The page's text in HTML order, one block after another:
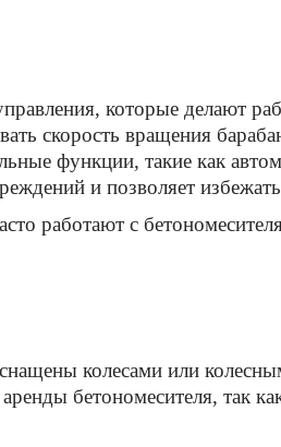
которые делают
скорость вращения
функции, такие как
и позволяет
работают с
колесами или
бетономесителя, так